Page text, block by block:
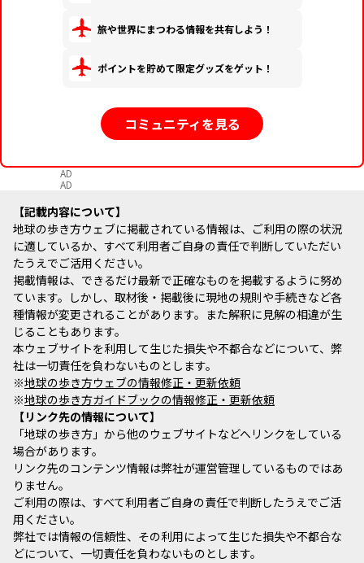
旅や世界にまつわる情報を共有しよう！
ポイントを貯めて限定グッズをゲット！
コミュニティを見る
AD
AD
記載内容について
地球の歩き方ウェブに掲載されている情報は、ご利用の際の状況
に適しているか、すべて利用者ご自身の責任で判断していただい
たうえでご活用ください。
掲載情報は、できるだけ最新で正確なものを掲載するように努め
ています。しかし、取材後・掲載後に現地の規則や手続きなど各
種情報が変更されることがあります。また解釈に見解の相違が生
じることもあります。
本ウェブサイトを利用して生じた損失や不都合などについて、弊
社は一切責任を負わないものとします。
※地球の歩き方ウェブの情報修正・更新依頼
※地球の歩き方ガイドブックの情報修正・更新依頼
リンク先の情報について
「地球の歩き方」から他のウェブサイトなどへリンクをしている
場合があります。
リンク先のコンテンツ情報は弊社が運営管理しているものではあ
りません。
ご利用の際は、すべて利用者ご自身の責任で判断したうえでご活
用ください。
弊社では情報の信頼性、その利用によって生じた損失や不都合な
どについて、一切責任を負わないものとします。